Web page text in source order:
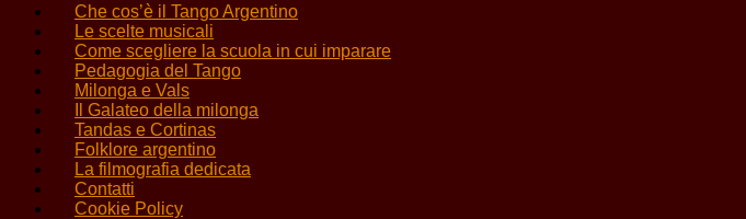
Che cos’è il Tango Argentino
Le scelte musicali
Come scegliere la scuola in cui imparare
Pedagogia del Tango
Milonga e Vals
Il Galateo della milonga
Tandas e Cortinas
Folklore argentino
La filmografia dedicata
Contatti
Cookie Policy